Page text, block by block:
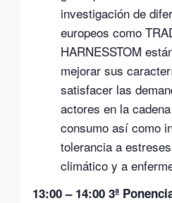
investigación de
europeos como
HARNESSTOM
mejorar sus
satisfacer las
actores en la
consumo así como
tolerancia a
climático y a
13:00– 14:00 3ª